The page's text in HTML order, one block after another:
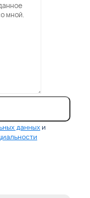
данных и